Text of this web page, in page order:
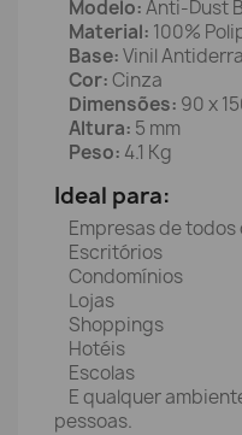
Modelo:Anti-Dust
Material: 100%
Base:Vinil
Cor:Cinza
Dimensões: 90 x
Altura: 5 mm
Peso: 4.1 Kg
Ideal para:
Empresas de todos
Escritórios
Condomínios
Lojas
Shoppings
Hotéis
Escolas
E qualquer
pessoas.